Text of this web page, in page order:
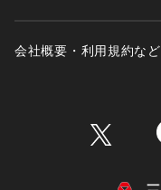
会社概要・利用規約など